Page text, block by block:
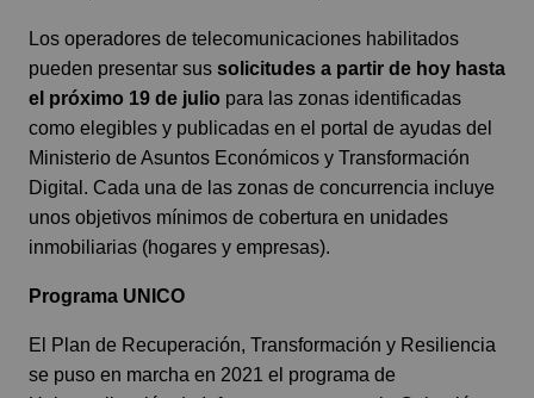
Los operadores de telecomunicaciones habilitados
pueden presentar sus solicitudes a partir de hoy hasta
el próximo 19 de julio para las zonas identificadas
como elegibles y publicadas en el portal de ayudas del
Ministerio de Asuntos Económicos y Transformación
Digital. Cada una de las zonas de concurrencia incluye
unos objetivos mínimos de cobertura en unidades
inmobiliarias (hogares y empresas).
Programa UNICO
El Plan de Recuperación, Transformación y Resiliencia
se puso en marcha en 2021 el programa de